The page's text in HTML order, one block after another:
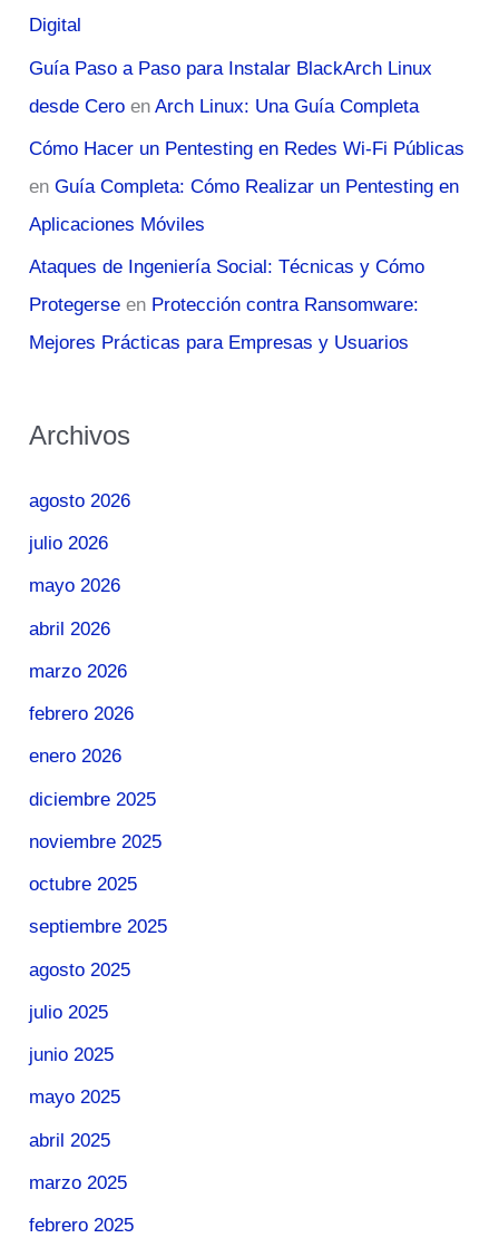
Digital
Guía Paso a Paso para Instalar BlackArch Linux
desde Cero enArch Linux: Una Guía Completa
Cómo Hacer un Pentesting en Redes Wi-Fi Públicas
enGuía Completa: Cómo Realizar un Pentesting en
Aplicaciones Móviles
Ataques de Ingeniería Social: Técnicas y Cómo
Protegerse en Protección contra Ransomware:
Mejores Prácticas para Empresas y Usuarios
Archivos
agosto 2026
julio 2026
mayo 2026
abril 2026
marzo 2026
febrero 2026
enero 2026
diciembre 2025
noviembre 2025
octubre 2025
septiembre 2025
agosto 2025
julio 2025
junio 2025
mayo 2025
abril 2025
marzo 2025
febrero 2025